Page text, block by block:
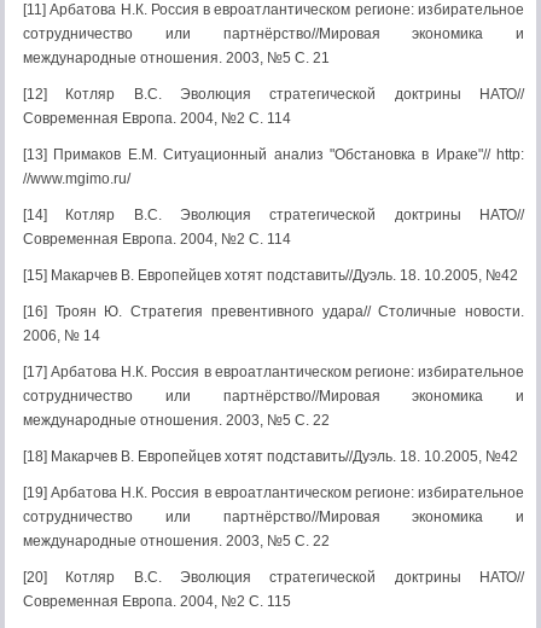
[11] Арбатова Н.К. Россия в евроатлантическом регионе: избирательное
сотрудничество или партнёрство//Мировая экономика и
международные отношения. 2003, №5 С. 21
[12] Котляр В.С. Эволюция стратегической доктрины НАТО//
Современная Европа. 2004, №2 С. 114
[13] Примаков Е.М. Ситуационный анализ "Обстановка в Ираке"// http:
//www.mgimo.ru/
[14] Котляр В.С. Эволюция стратегической доктрины НАТО//
Современная Европа. 2004, №2 С. 114
[15] Макарчев В. Европейцев хотят подставить//Дуэль. 18. 10.2005, №42
[16] Троян Ю. Стратегия превентивного удара// Столичные новости.
2006, № 14
[17] Арбатова Н.К. Россия в евроатлантическом регионе: избирательное
сотрудничество или партнёрство//Мировая экономика и
международные отношения. 2003, №5 С. 22
[18] Макарчев В. Европейцев хотят подставить//Дуэль. 18. 10.2005, №42
[19] Арбатова Н.К. Россия в евроатлантическом регионе: избирательное
сотрудничество или партнёрство//Мировая экономика и
международные отношения. 2003, №5 С. 22
[20] Котляр В.С. Эволюция стратегической доктрины НАТО//
Современная Европа. 2004, №2 С. 115